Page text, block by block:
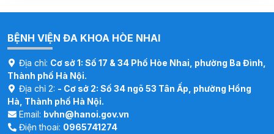
BỆNH VIỆN ĐA KHOA HÒE NHAI
Địa chỉ: Cơ sở 1: Số 17 & 34 Phố Hòe Nhai, phường Ba Đình,
Thành phố Hà Nội.
Địa chỉ 2: - Cơ sở 2: Số 34 ngõ 53 Tân Ấp, phường Hồng
Hà, Thành phố Hà Nội.
Email: bvhn@hanoi.gov.vn
Điện thoai: 0965741274